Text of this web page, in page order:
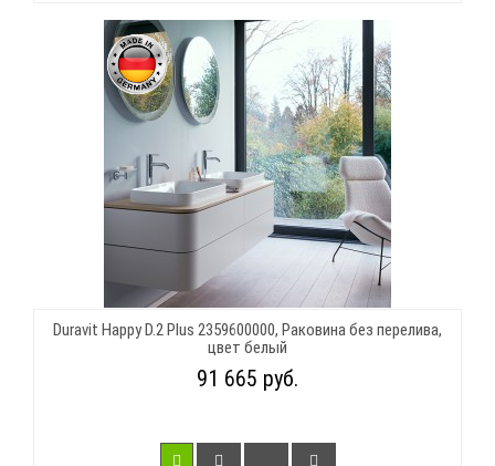
Duravit Happy D.2 Plus 2359600000, Раковина без перелива,
цвет белый
91 665 руб.